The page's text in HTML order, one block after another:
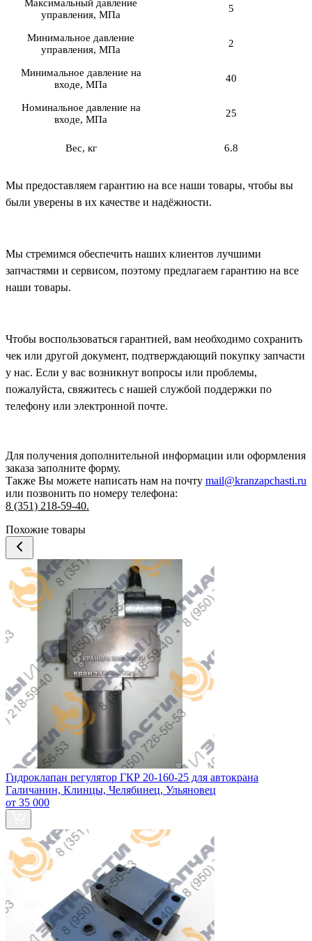
Максимальный давление
управления, МПа
5
Минимальное давление
управления, МПа
2
Минимальное давление на
входе, МПа
40
Номинальное давление на
входе, МПа
25
Вес, кг 6.8
Мы предоставляем гарантию на все наши товары, чтобы вы
были уверены в их качестве и надёжности.
Мы стремимся обеспечить наших клиентов лучшими
запчастями и сервисом, поэтому предлагаем гарантию на все
наши товары.
Чтобы воспользоваться гарантией, вам необходимо сохранить
чек или другой документ, подтверждающий покупку запчасти
у нас. Если у вас возникнут вопросы или проблемы,
пожалуйста, свяжитесь с нашей службой поддержки по
телефону или электронной почте.
Для получения дополнительной информации или оформления
заказа заполните форму.
Также Вы можете написать нам на почту mail@kranzapchasti.ru
или позвонить по номеру телефона:
8 (351) 218-59-40.
Похожие товары
Гидроклапан регулятор ГКР 20-160-25 для автокрана
Галичанин, Клинцы, Челябинец, Ульяновец
от 35 000